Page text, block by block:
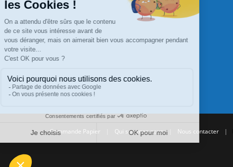
Commande Papier Qui sommes nous Nous contacter |